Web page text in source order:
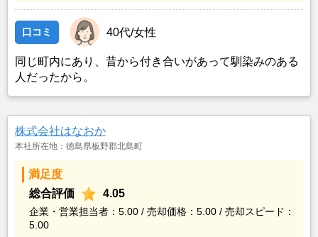
口コミ 40代/女性
同じ町内にあり、昔から付き合いがあって馴染みのある
人だったから。
株式会社はなおか
本社所在地：徳島県板野郡北島町
満足度
総合評価
4.05
企業・営業担当者：5.00 / 売却価格：5.00 / 売却スピード：
5.00